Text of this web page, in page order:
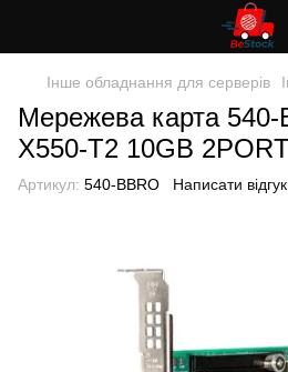
Інше обладнання для серверів
Мережева карта 540-
X550-T2 10GB
Артикул: 540-BBRO Написати відгук